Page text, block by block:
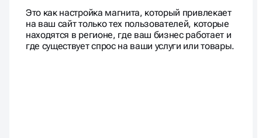
Это как настройка магнита, который привлекает
на ваш сайт только тех пользователей, которые
находятся в регионе, где ваш бизнес работает и
где существует спрос на ваши услуги или товары.